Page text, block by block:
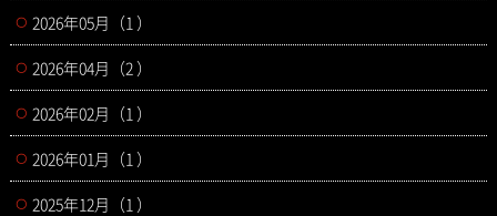
2026年05月（1 ）
2026年04月（2 ）
2026年02月（1 ）
2026年01月（1 ）
2025年12月（1 ）